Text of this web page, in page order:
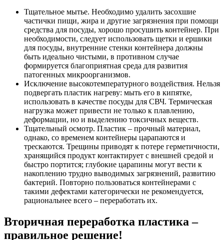
Тщательное мытье. Необходимо удалить засохшие
частички пищи, жира и другие загрязнения при помощи
средства для посуды, хорошо просушить контейнер. При
необходимости, следует использовать щетки и ершики
для посуды, внутренние стенки контейнера должны
быть идеально чистыми, в противном случае
формируется благоприятная среда для развития
патогенных микроорганизмов.
Исключение высокотемпературного воздействия. Нельзя
подвергать пластик нагреву: мыть его в кипятке,
использовать в качестве посуды для СВЧ. Термическая
нагрузка может привести не только к плавлению,
деформации, но и выделению токсичных веществ.
Тщательный осмотр. Пластик – прочный материал,
однако, со временем контейнеры царапаются и
трескаются. Трещины приводят к потере герметичности,
хранящийся продукт контактирует с внешней средой и
быстро портится; глубокие царапины могут вести к
накоплению трудно выводимых загрязнений, развитию
бактерий. Повторно пользоваться контейнерами с
такими дефектами категорически не рекомендуется,
рациональнее всего – переработать их.
Вторичная переработка пластика –
правильное решение!